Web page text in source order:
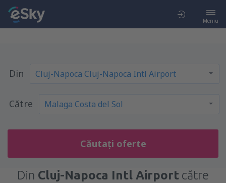
Meniu
Din
Către
Căutați oferte
Din Cluj-Napoca Intl Airport către